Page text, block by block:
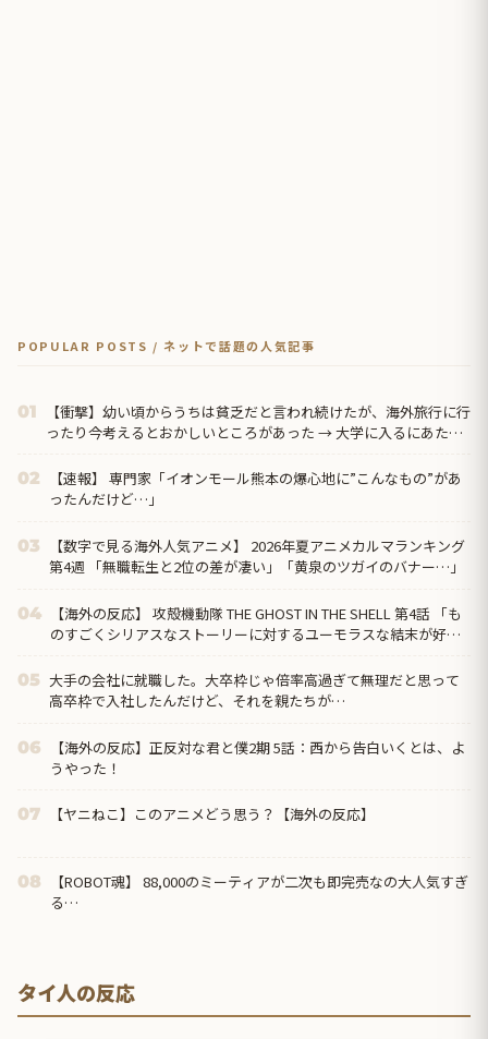
POPULAR POSTS / ネットで話題の人気記事
01
【衝撃】幼い頃からうちは貧乏だと言われ続けたが、海外旅行に行
ったり今考えるとおかしいところがあった → 大学に入るにあたり
02
【速報】 専門家「イオンモール熊本の爆心地に”こんなもの”があ
ったんだけど…」
03
【数字で見る海外人気アニメ】 2026年夏アニメカルマランキング
第4週 「無職転生と2位の差が凄い」「黄泉のツガイのバナー…」
04
【海外の反応】 攻殻機動隊 THE GHOST IN THE SHELL 第4話 「も
のすごくシリアスなストーリーに対するユーモラスな結末が好
05 大手の会社に就職した。大卒枠じゃ倍率高過ぎて無理だと思って
高卒枠で入社したんだけど、それを親たちが…
06
【海外の反応】正反対な君と僕2期 5話：西から告白いくとは、よ
うやった！
07 【ヤニねこ】このアニメどう思う？【海外の反応】
08
【ROBOT魂】 88,000のミーティアが二次も即完売なの大人気すぎ
る…
タイ人の反応